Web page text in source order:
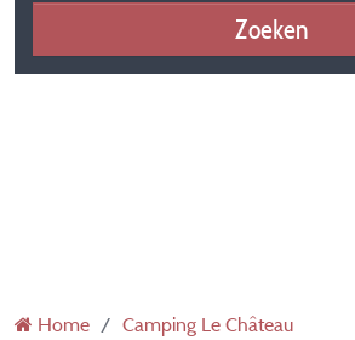
Zoeken
Home
Camping Le Château